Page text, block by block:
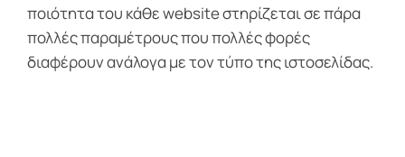
ποιότητα του κάθε website στηρίζεται σε πάρα
πολλές παραμέτρους που πολλές φορές
διαφέρουν ανάλογα με τον τύπο της ιστοσελίδας.